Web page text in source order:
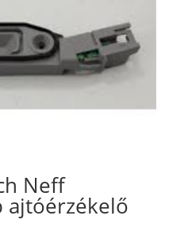
Neff
ajtóérzékelő